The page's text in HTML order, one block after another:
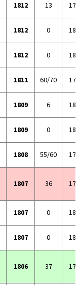
1812 13
1812 0
1812 0
1811 60/70
1809 6
1809 0
1808 55/60
1807 36
1807 0
1807 0
1806 37